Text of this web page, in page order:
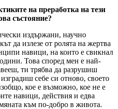
на преработка на тези
състояние?
издържани, научно
да излезе от ролята на жертва
навици, на които е свикнал
Това според мен е най-
ти трябва да разрушиш
себе си отново, своето
кое е възможно, кое не е
навици, действия и едва
към по-добро в живота.